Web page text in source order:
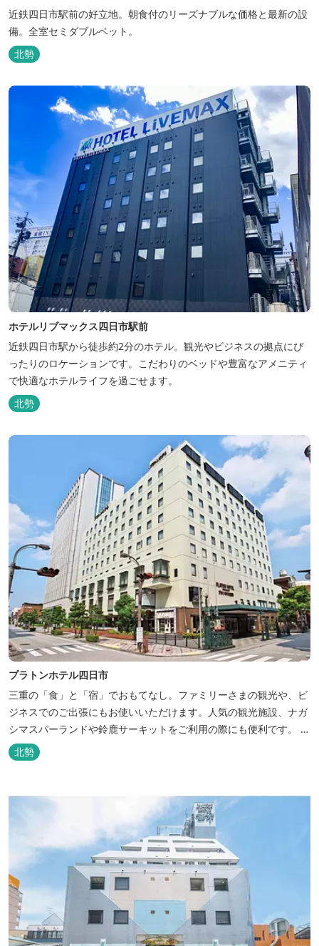
近鉄四日市駅前の好立地。朝食付のリーズナブルな価格と最新の設
備。全室セミダブルベット。
北勢
ホテルリブマックス四日市駅前
近鉄四日市駅から徒歩約2分のホテル。観光やビジネスの拠点にぴ
ったりのロケーションです。こだわりのベッドや豊富なアメニティ
で快適なホテルライフを過ごせます。
北勢
プラトンホテル四日市
三重の「食」と「宿」でおもてなし。ファミリーさまの観光や、ビ
ジネスでのご出張にもお使いいただけます。人気の観光施設、ナガ
シマスパーランドや鈴鹿サーキットをご利用の際にも便利です。 和
食、イタリアン、中華と多彩な三重の味をどうぞお楽しみくださ
い。近鉄四日市駅から徒歩３分と、公共交通機関でのお越しにも大
北勢